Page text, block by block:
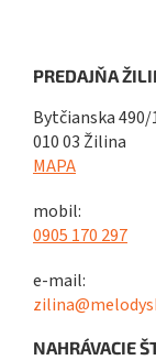
PREDAJŇA
Bytčianska 490/
010 03 Žilina
MAPA
mobil:
0905 170 297
e-mail:
NAHRÁVACIE